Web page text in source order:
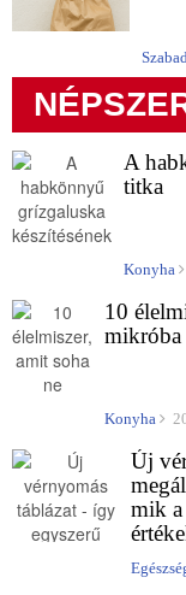
A
titka
Konyha
10
mikróba
Konyha
Új
mik a